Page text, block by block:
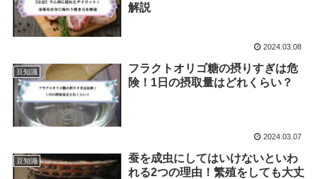
解説
2024.03.08
豆知識
フラクトオリゴ糖の摂りすぎは危
険！1日の摂取量はどれくらい？
2024.03.07
豆知識
蚕を成虫にしてはいけないといわ
れる2つの理由！繁殖をしても大丈